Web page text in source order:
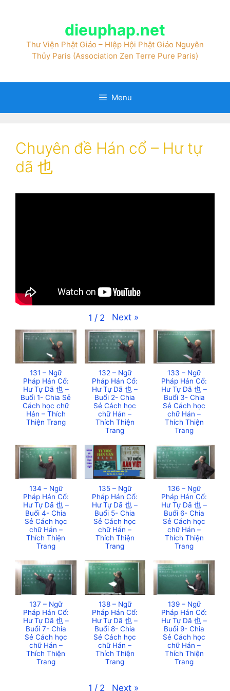
dieuphap.net
Thư Viện Phật Giáo – HIệp Hội Phật Giáo Nguyên
Thủy Paris (Association Zen Terre Pure Paris)
Menu
Chuyên đề Hán cổ – Hư tự
dã 也
1 / 2 Next »
131 – Ngữ
Pháp Hán Cổ:
Hư Tự Dã 也 –
Buổi 1- Chia Sẻ
Cách học chữ
Hán – Thích
Thiện Trang
132 – Ngữ
Pháp Hán Cổ:
Hư Tự Dã 也 –
Buổi 2- Chia
Sẻ Cách học
chữ Hán –
Thích Thiện
Trang
133 – Ngữ
Pháp Hán Cổ:
Hư Tự Dã 也 –
Buổi 3- Chia
Sẻ Cách học
chữ Hán –
Thích Thiện
Trang
134 – Ngữ
Pháp Hán Cổ:
Hư Tự Dã 也 –
Buổi 4- Chia
Sẻ Cách học
chữ Hán –
Thích Thiện
Trang
135 – Ngữ
Pháp Hán Cổ:
Hư Tự Dã 也 –
Buổi 5- Chia
Sẻ Cách học
chữ Hán –
Thích Thiện
Trang
136 – Ngữ
Pháp Hán Cổ:
Hư Tự Dã 也 –
Buổi 6- Chia
Sẻ Cách học
chữ Hán –
Thích Thiện
Trang
137 – Ngữ
Pháp Hán Cổ:
Hư Tự Dã 也 –
Buổi 7- Chia
Sẻ Cách học
chữ Hán –
Thích Thiện
Trang
138 – Ngữ
Pháp Hán Cổ:
Hư Tự Dã 也 –
Buổi 8- Chia
Sẻ Cách học
chữ Hán –
Thích Thiện
Trang
139 – Ngữ
Pháp Hán Cổ:
Hư Tự Dã 也 –
Buổi 9- Chia
Sẻ Cách học
chữ Hán –
Thích Thiện
Trang
1 / 2 Next »